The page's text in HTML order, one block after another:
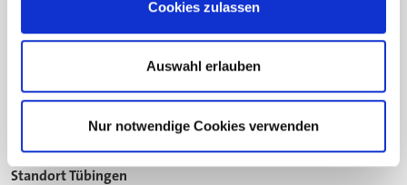
Cookies zulassen
Auswahl erlauben
Nur notwendige Cookies verwenden
Standort Tübingen